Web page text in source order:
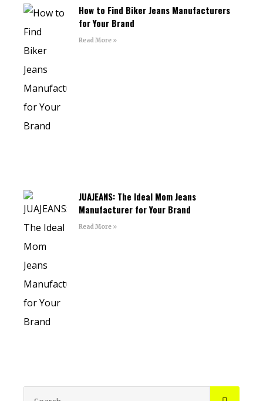
How to Find Biker Jeans Manufacturers
for Your Brand
Read More »
JUAJEANS: The Ideal Mom Jeans
Manufacturer for Your Brand
Read More »